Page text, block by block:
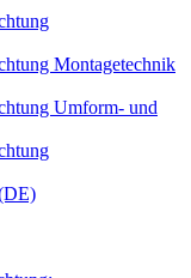
Montagetechnik
Umform- und